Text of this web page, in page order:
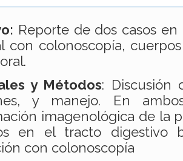
Reporte de dos casos
con colonoscopía,
y Métodos: Discusión
y manejo. En
imagenológica de la
en el tracto digestivo
con colonoscopía